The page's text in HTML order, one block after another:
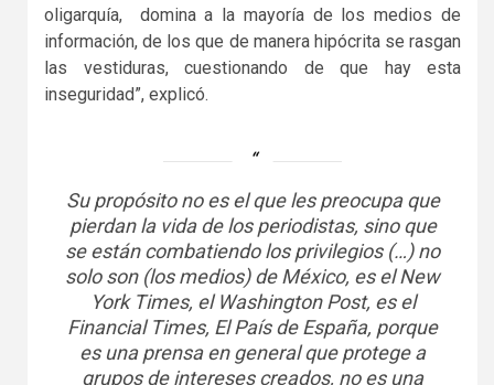
oligarquía, domina a la mayoría de los medios de
información, de los que de manera hipócrita se rasgan
las vestiduras, cuestionando de que hay esta
inseguridad”, explicó.
Su propósito no es el que les preocupa que
pierdan la vida de los periodistas, sino que
se están combatiendo los privilegios (…) no
solo son (los medios) de México, es el New
York Times, el Washington Post, es el
Financial Times, El País de España, porque
es una prensa en general que protege a
grupos de intereses creados, no es una